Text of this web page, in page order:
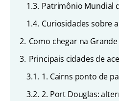
1.3. Patrimônio Mundial
1.4. Curiosidades sobre
2. Como chegar na
3. Principais cidades de
3.1. 1. Cairns ponto de
3.2. 2. Port Douglas: